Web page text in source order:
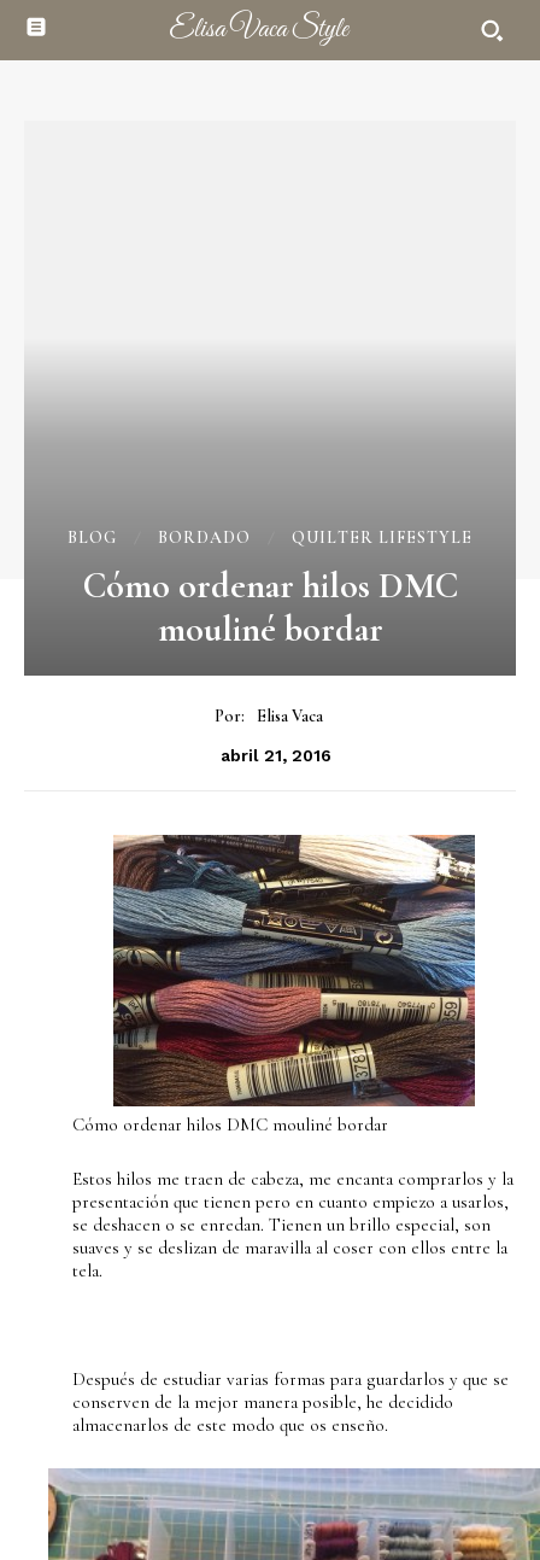
Elisa Vaca Style
BLOG BORDADO QUILTER LIFESTYLE
Cómo ordenar hilos DMC
mouliné bordar
Por: Elisa Vaca
abril 21, 2016
Cómo ordenar hilos DMC mouliné bordar
Estos hilos me traen de cabeza, me encanta comprarlos y la
presentación que tienen pero en cuanto empiezo a usarlos,
se deshacen o se enredan. Tienen un brillo especial, son
suaves y se deslizan de maravilla al coser con ellos entre la
tela.
Después de estudiar varias formas para guardarlos y que se
conserven de la mejor manera posible, he decidido
almacenarlos de este modo que os enseño.